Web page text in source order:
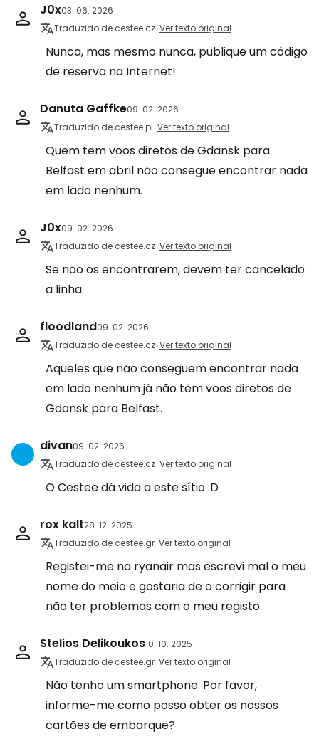
J0x03. 06. 2026
Traduzido de cestee.cz Ver texto original
Nunca, mas mesmo nunca, publique um código
de reserva na Internet!
Danuta Gaffke09. 02. 2026
Traduzido de cestee.pl Ver texto original
Quem tem voos diretos de Gdansk para
Belfast em abril não consegue encontrar nada
em lado nenhum.
J0x09. 02. 2026
Traduzido de cestee.cz Ver texto original
Se não os encontrarem, devem ter cancelado
a linha.
floodland09. 02. 2026
Traduzido de cestee.cz Ver texto original
Aqueles que não conseguem encontrar nada
em lado nenhum já não têm voos diretos de
Gdansk para Belfast.
divan09. 02. 2026
Traduzido de cestee.cz Ver texto original
O Cestee dá vida a este sítio :D
rox kalt28. 12. 2025
Traduzido de cestee.gr Ver texto original
Registei-me na ryanair mas escrevi mal o meu
nome do meio e gostaria de o corrigir para
não ter problemas com o meu registo.
Stelios Delikoukos10. 10. 2025
Traduzido de cestee.gr Ver texto original
Não tenho um smartphone. Por favor,
informe-me como posso obter os nossos
cartões de embarque?